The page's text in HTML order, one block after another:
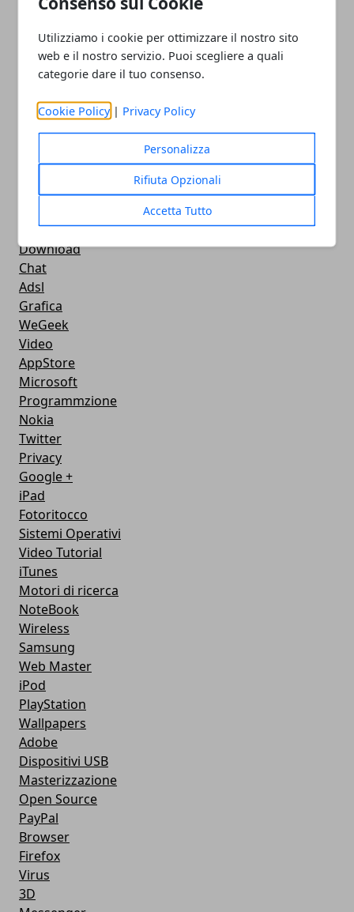
Utilizziamo i cookie per ottimizzare il nostro sito
web e il nostro servizio. Puoi scegliere a quali
categorie dare il tuo consenso.
Cookie Policy | Privacy Policy
Personalizza
Rifiuta Opzionali
Accetta Tutto
Apple
Videogames
Streaming
Android
Musica
MacBook
Console
Cellulari
Download
Chat
Adsl
Grafica
WeGeek
Video
AppStore
Microsoft
Programmzione
Nokia
Twitter
Privacy
Google +
iPad
Fotoritocco
Sistemi Operativi
Video Tutorial
iTunes
Motori di ricerca
NoteBook
Wireless
Samsung
Web Master
iPod
PlayStation
Wallpapers
Adobe
Dispositivi USB
Masterizzazione
Open Source
PayPal
Browser
Firefox
Virus
3D